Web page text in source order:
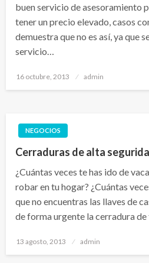
buen servicio de asesoramiento
tener un precio elevado, casos
demuestra que no es así, ya que
servicio…
Publicado
16 octubre, 2013 admin
NEGOCIOS
Cerraduras de alta
¿Cuántas veces te has ido de
robar en tu hogar? ¿Cuántas
que no encuentras las llaves de
de forma urgente la cerradura de
Publicado
13 agosto, 2013 admin